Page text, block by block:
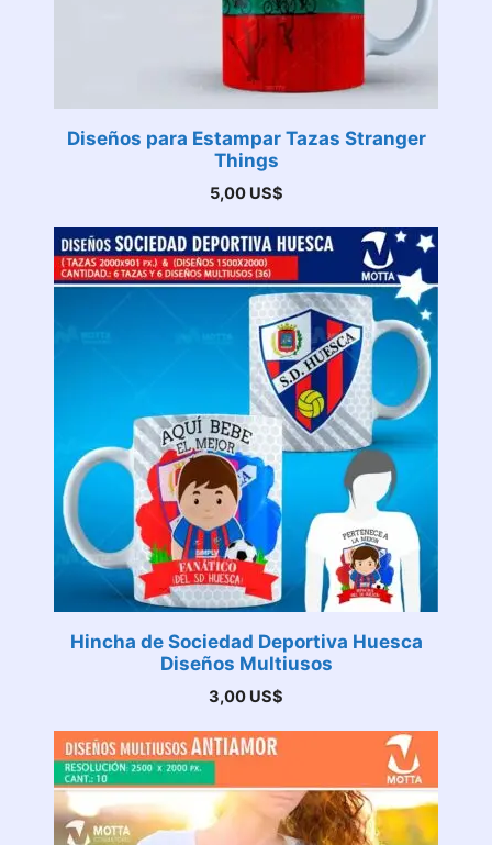
Diseños para Estampar Tazas Stranger
Things
5,00 US$
Hincha de Sociedad Deportiva Huesca
Diseños Multiusos
3,00 US$